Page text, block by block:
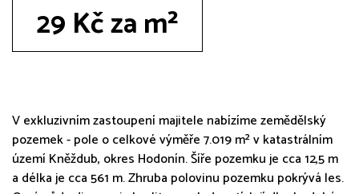
29 Kč za m²
V exkluzivním zastoupení majitele nabízíme zemědělský
pozemek - pole o celkové výměře 7.019 m² v katastrálním
území Kněždub, okres Hodonín. Šíře pozemku je cca 12,5 m
a délka je cca 561 m. Zhruba polovinu pozemku pokrývá les.